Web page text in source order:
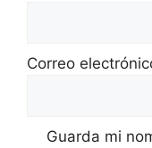
Correo
Guarda mi